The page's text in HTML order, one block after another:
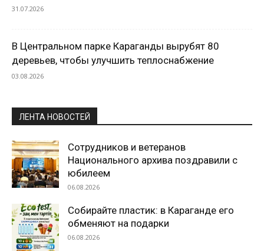
31.07.2026
В Центральном парке Караганды вырубят 80
деревьев, чтобы улучшить теплоснабжение
03.08.2026
ЛЕНТА НОВОСТЕЙ
Сотрудников и ветеранов
Национального архива поздравили с
юбилеем
06.08.2026
Собирайте пластик: в Караганде его
обменяют на подарки
06.08.2026